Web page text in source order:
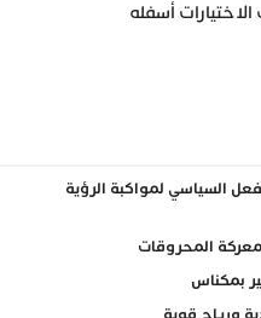
أسفله
السياسي لمواكبة الرؤية
المحروقات